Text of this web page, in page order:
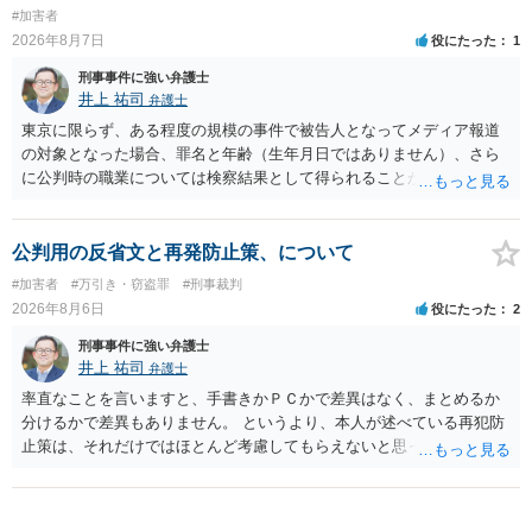
#加害者
2026年8月7日 役にたった 1
刑事事件に強い弁護士
井上 祐司 弁護士
東京に限らず、ある程度の規模の事件で被告人となってメディア報道
の対象となった場合、罪名と年齢（生年月日ではありません）、さら
に公判時の職業については検察結果として得られることが通常です。
公判用の反省文と再発防止策、について
#加害者 #万引き・窃盗罪 #刑事裁判
2026年8月6日 役にたった 2
刑事事件に強い弁護士
井上 祐司 弁護士
率直なことを言いますと、手書きかＰＣかで差異はなく、まとめるか
分けるかで差異もありません。 というより、本人が述べている再犯防
止策は、それだけではほとんど考慮してもらえないと思った方が良い
やカウンセリング・治療の内容 ・利用している再犯防止策（例えば保